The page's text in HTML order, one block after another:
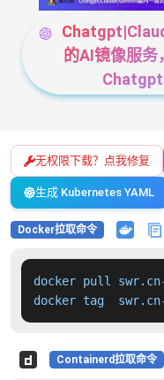
的AI镜像服务
无权限下载？点我修复
生成 Kubernetes YAML
Docker拉取命令
docker pull
docker tag
Containerd拉取命令